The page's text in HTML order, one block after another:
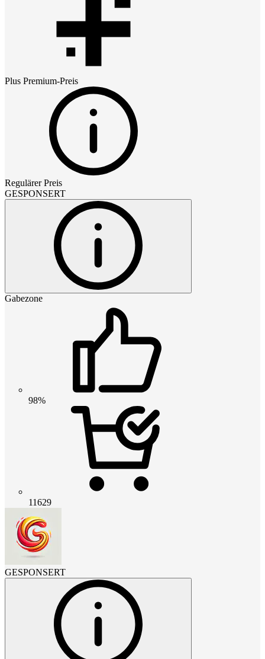
Plus Premium-Preis
Regulärer Preis
GESPONSERT
Gabezone
98%
11629
GESPONSERT